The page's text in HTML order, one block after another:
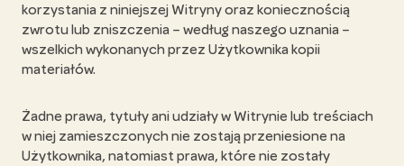
korzystania z niniejszej Witryny oraz koniecznością
zwrotu lub zniszczenia – według naszego uznania –
wszelkich wykonanych przez Użytkownika kopii
materiałów.
Żadne prawa, tytuły ani udziały w Witrynie lub treściach
w niej zamieszczonych nie zostają przeniesione na
Użytkownika, natomiast prawa, które nie zostały